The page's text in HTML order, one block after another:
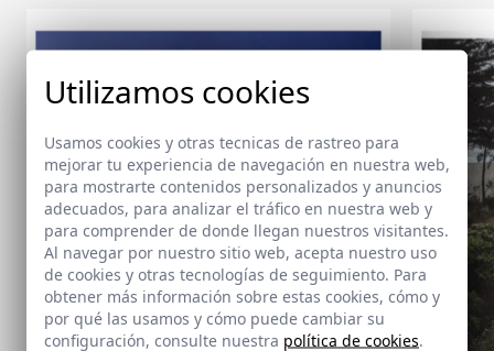
Utilizamos cookies
Usamos cookies y otras tecnicas de rastreo para
mejorar tu experiencia de navegación en nuestra web,
para mostrarte contenidos personalizados y anuncios
adecuados, para analizar el tráfico en nuestra web y
para comprender de donde llegan nuestros visitantes.
Al navegar por nuestro sitio web, acepta nuestro uso
de cookies y otras tecnologías de seguimiento. Para
obtener más información sobre estas cookies, cómo y
por qué las usamos y cómo puede cambiar su
configuración, consulte nuestra política de cookies.